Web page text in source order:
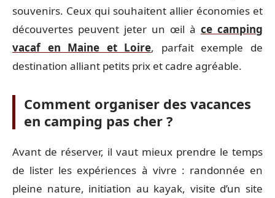
souvenirs. Ceux qui souhaitent allier économies et
découvertes peuvent jeter un œil à ce camping
vacaf en Maine et Loire, parfait exemple de
destination alliant petits prix et cadre agréable.
Comment organiser des vacances
en camping pas cher ?
Avant de réserver, il vaut mieux prendre le temps
de lister les expériences à vivre : randonnée en
pleine nature, initiation au kayak, visite d’un site